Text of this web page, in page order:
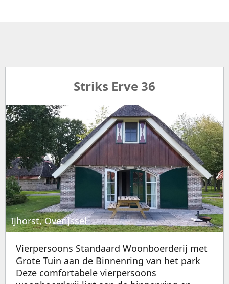
Striks Erve 36
IJhorst, Overijssel
Vierpersoons Standaard Woonboerderij met
Grote Tuin aan de Binnenring van het park
Deze comfortabele vierpersoons